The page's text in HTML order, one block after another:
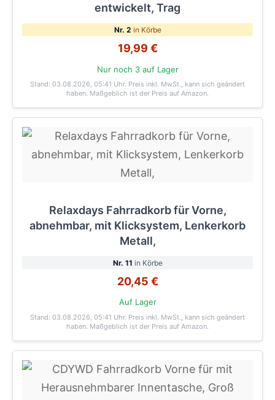
entwickelt, Trag
Nr. 2 in Körbe
19,99 €
Nur noch 3 auf Lager
Stand: 03.08.2026, 05:41 Uhr. Preis inkl. MwSt., kann sich geändert
haben. Maßgeblich ist der Preis auf Amazon.
Relaxdays Fahrradkorb für Vorne,
abnehmbar, mit Klicksystem, Lenkerkorb
Metall,
Nr. 11 in Körbe
20,45 €
Auf Lager
Stand: 03.08.2026, 05:41 Uhr. Preis inkl. MwSt., kann sich geändert
haben. Maßgeblich ist der Preis auf Amazon.